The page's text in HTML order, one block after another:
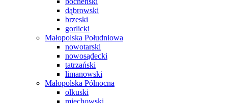
dąbrowski
brzeski
gorlicki
Małopolska Południowa
nowotarski
nowosądecki
tatrzański
limanowski
Małopolska Północna
olkuski
miechowski